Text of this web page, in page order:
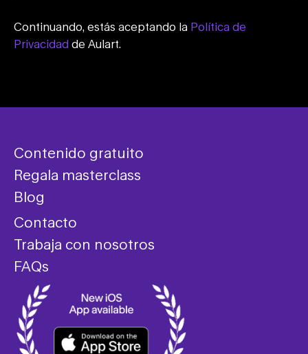
Continuando, estás aceptando la Política de
Privacidad de Aulart.
Contenido gratuito
Regala masterclass
Blog
Contacto
Trabaja con nosotros
FAQs